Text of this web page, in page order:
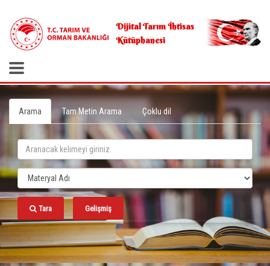
Dijital Tarım İhtisas
Kütüphanesi
Arama Tam Metin Arama Çoklu dil
Tara Gelişmiş